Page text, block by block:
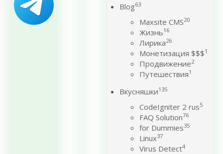
Blog63
Maxsite CMS20
Жизнь16
Лирика26
Монетизация $$$1
Продвижение2
Путешествия1
Вкусняшки135
CodeIgniter 2 rus5
FAQ Solution76
for Dummies35
Linux37
Virus Detect4